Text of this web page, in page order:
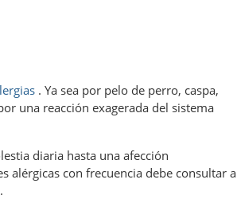
. Ya sea por pelo de perro, caspa,
una reacción exagerada del sistema
diaria hasta una afección
alérgicas con frecuencia debe consultar a